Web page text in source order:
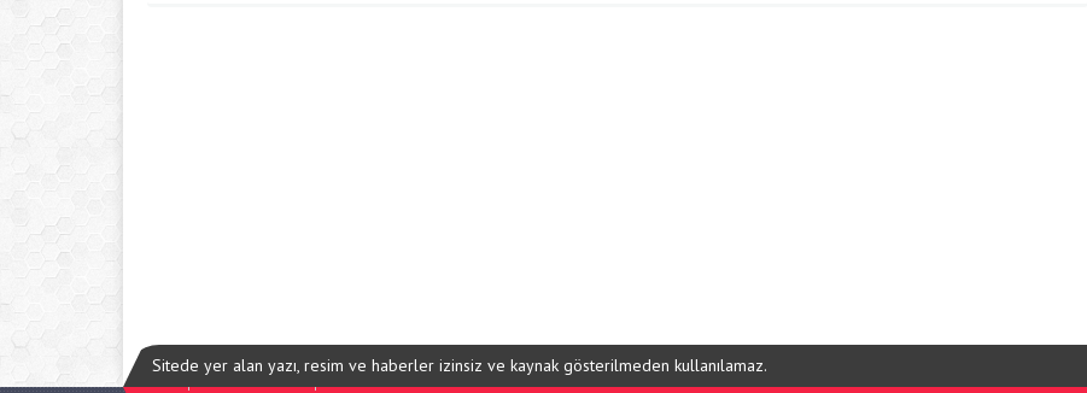
Sitede yer alan yazı, resim ve haberler izinsiz ve kaynak gösterilmeden kullanılamaz.